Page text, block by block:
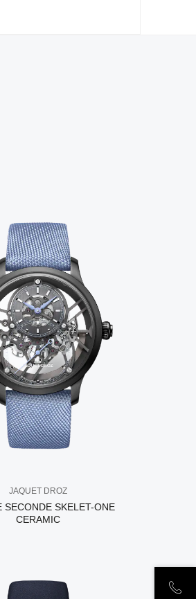
JAQUET DROZ
SECONDE SKELET-ONE
CERAMIC